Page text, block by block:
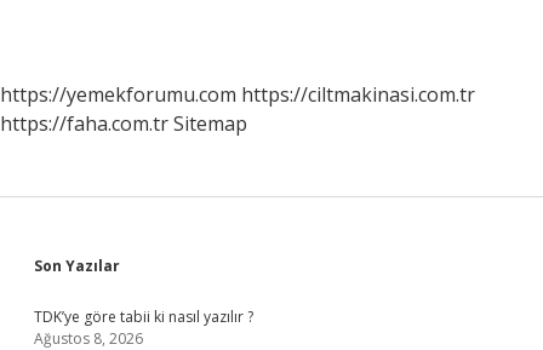
https://yemekforumu.com https://ciltmakinasi.com.tr
https://faha.com.trSitemap
Sidebar
Son Yazılar
TDK’ye göre tabii ki nasıl yazılır ?
Ağustos 8, 2026